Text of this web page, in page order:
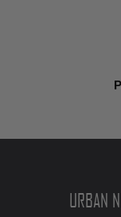
URBAN